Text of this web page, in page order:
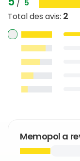
examens.
/ 5
Total des avis: 2
Memopol a